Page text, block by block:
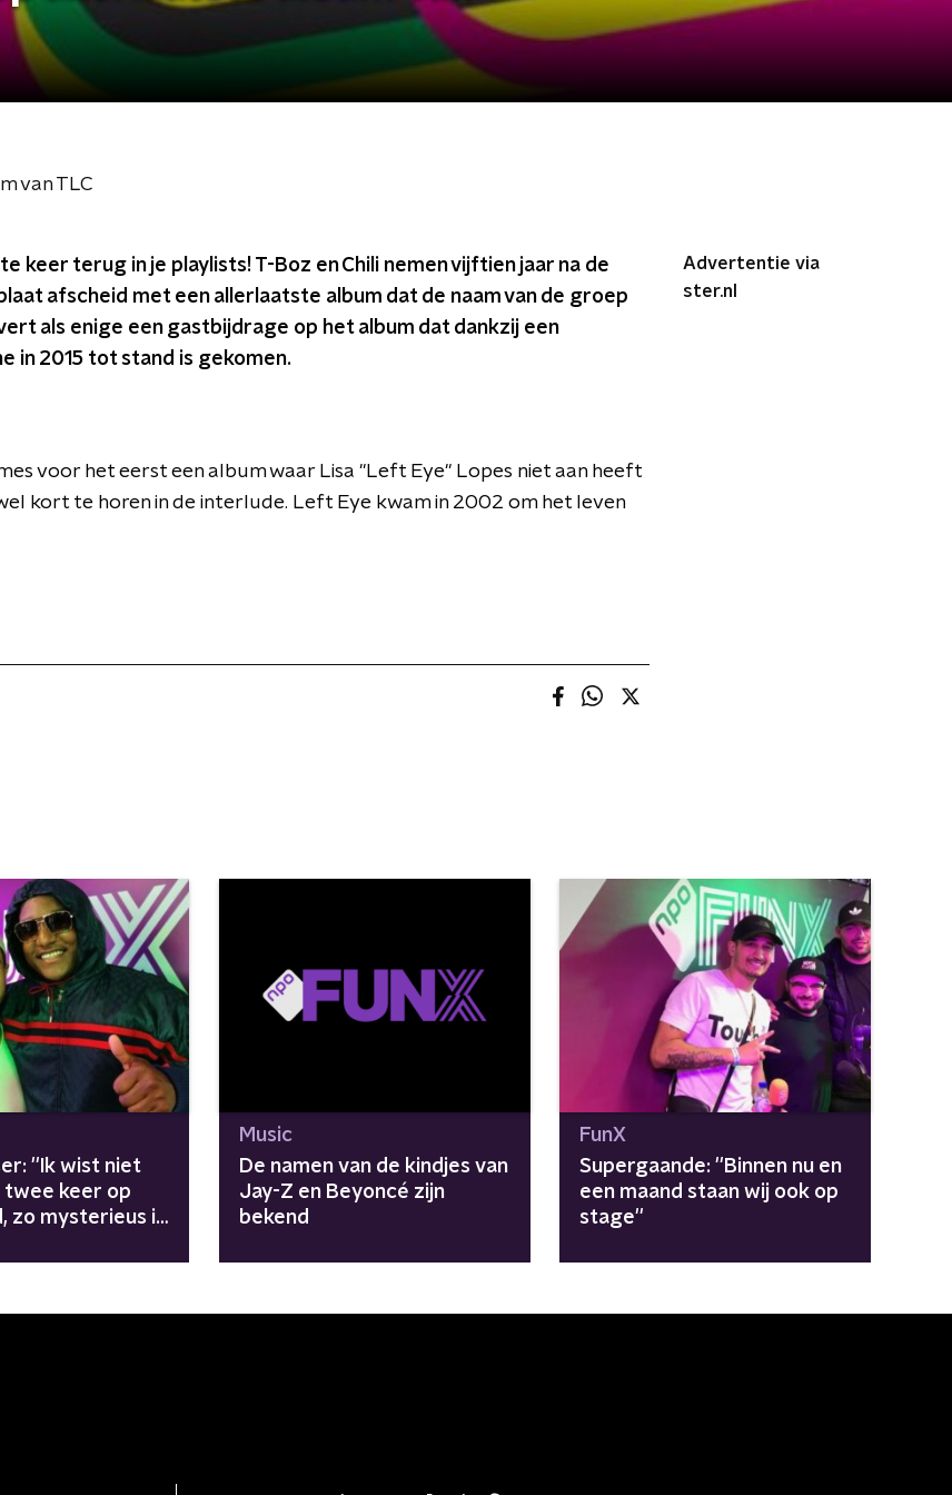
van TLC
keer terug in je playlists! T-Boz en Chili nemen vijftien jaar na de
afscheid met een allerlaatste album dat de naam van de groep
als enige een gastbijdrage op het album dat dankzij een
in 2015 tot stand is gekomen.
voor het eerst een album waar Lisa "Left Eye" Lopes niet aan heeft
kort te horen in de interlude. Left Eye kwam in 2002 om het leven
Advertentie via
ster.nl
''Ik wist niet
twee keer op
zo mysterieus is
Music
De namen van de kindjes van
Jay-Z en Beyoncé zijn
bekend
FunX
Supergaande: ''Binnen nu en
een maand staan wij ook op
stage''